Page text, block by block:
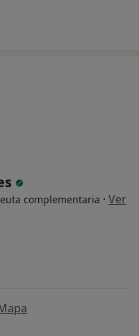
complementaria · Ver